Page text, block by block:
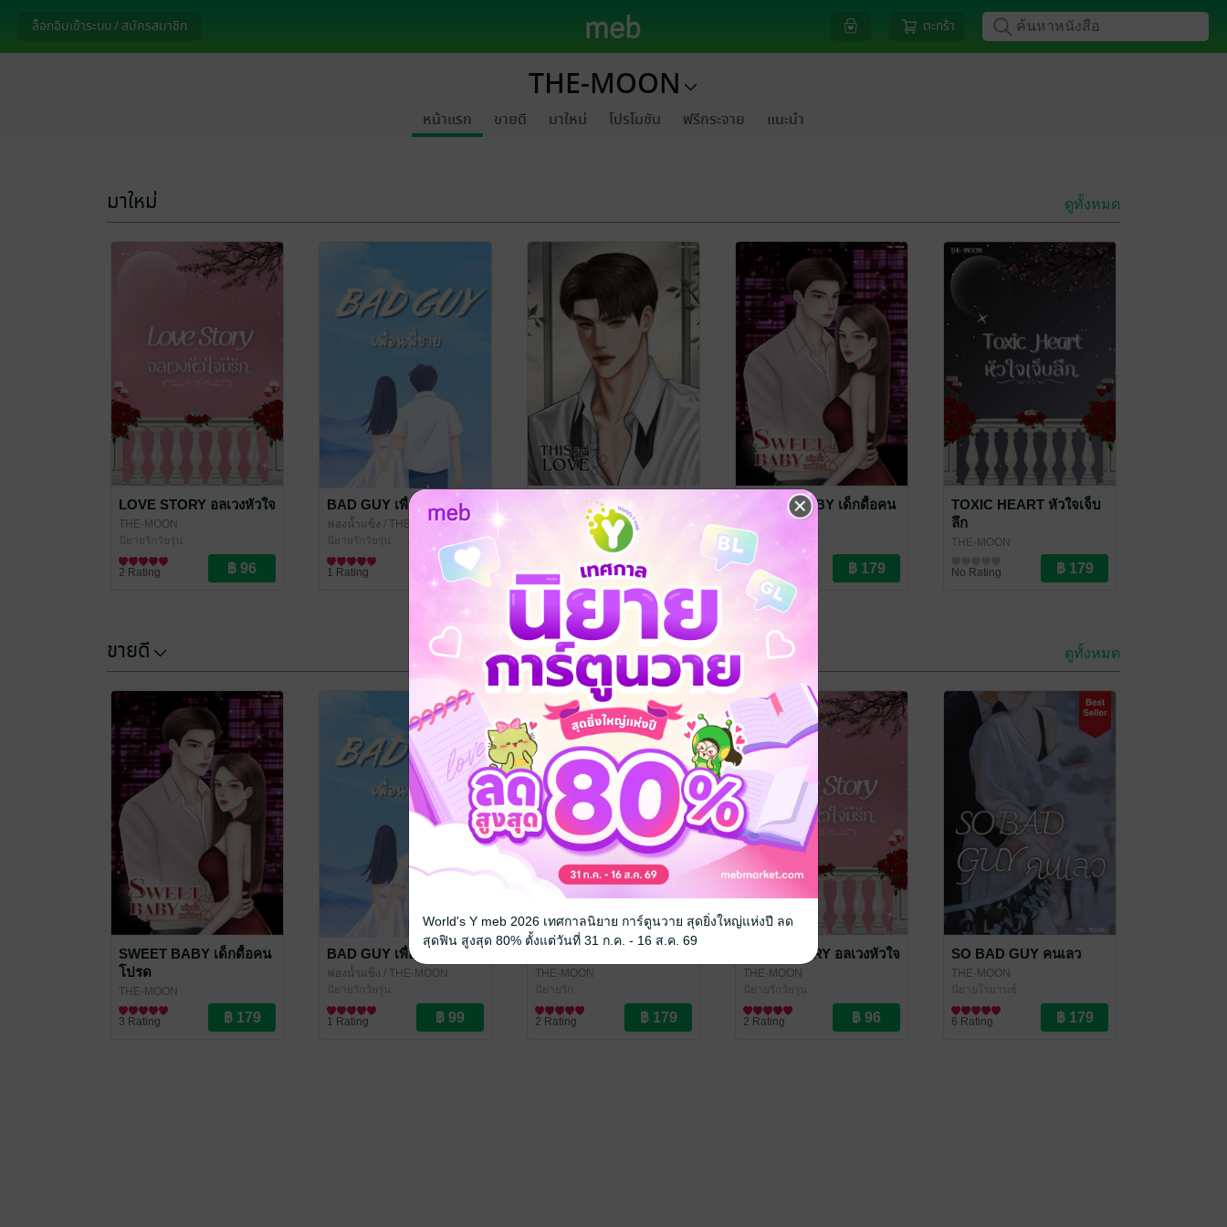
ล็อกอินเข้าระบบ / สมัครสมาชิก ตะกร้า
THE-MOON
หน้าแรก ขายดี มาใหม่ โปรโมชัน ฟรีกระจาย แนะนำ
มาใหม่ ดูทั้งหมด
LOVE STORY อลเวงหัวใจ
THE-MOON
นิยายรักวัยรุ่น
2 Rating
BAD GUY เพื่อนที่ชาย
ฟองน้ำแข็ง / THE-MOON
นิยายรักวัยรุ่น
1 Rating
THIS LOVE รักนี้
THE-MOON
นิยายรักวัยรุ่น
1 Rating
SWEET BABY เด็กดื้อคน
THE-MOON
นิยายรักวัยรุ่น
3 Rating
TOXIC HEART หัวใจเจ็บ
ลึก
THE-MOON
No Rating
ขายดี ดูทั้งหมด
SWEET BABY เด็กดื้อคน
โปรด
THE-MOON
นิยายรักวัยรุ่น
3 Rating
BAD GUY เพื่อนที่ชาย
ฟองน้ำแข็ง / THE-MOON
นิยายรักวัยรุ่น
1 Rating
THE-MOON
นิยายรัก
2 Rating
LOVE STORY อลเวงหัวใจ
THE-MOON
นิยายรักวัยรุ่น
2 Rating
SO BAD GUY คนเลว
THE-MOON
นิยายโรมานซ์
6 Rating
World's Y meb 2026 เทศกาลนิยาย การ์ตูนวาย สุดยิ่งใหญ่แห่งปี ลด
สุดฟิน สูงสุด 80% ตั้งแต่วันที่ 31 ก.ค. - 16 ส.ค. 69